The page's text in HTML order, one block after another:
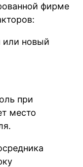
фирме
или новый
при
место